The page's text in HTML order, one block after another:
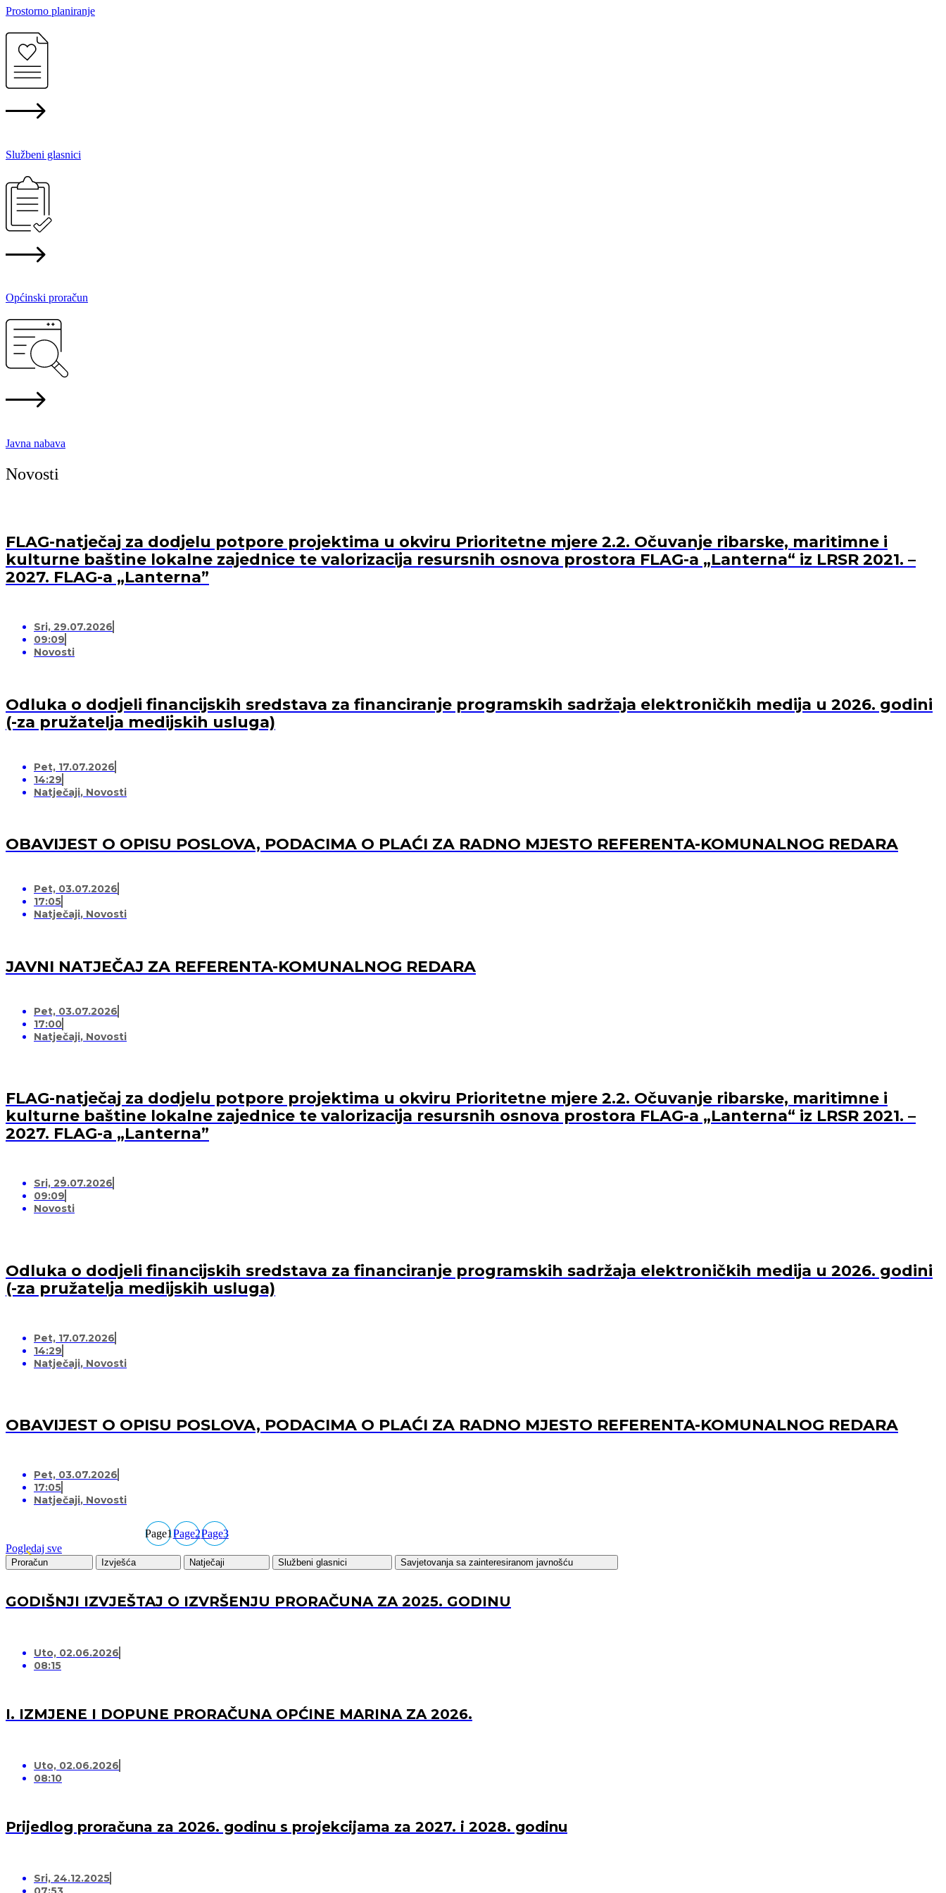
Prostorno planiranje
Službeni glasnici
Općinski proračun
Javna nabava
Novosti
FLAG-natječaj za dodjelu potpore projektima u okviru Prioritetne mjere 2.2. Očuvanje ribarske, maritimne i
kulturne baštine lokalne zajednice te valorizacija resursnih osnova prostora FLAG-a „Lanterna“ iz LRSR 2021. –
2027. FLAG-a „Lanterna”
Sri, 29.07.2026
09:09
Novosti
Odluka o dodjeli financijskih sredstava za financiranje programskih sadržaja elektroničkih medija u 2026. godini
(-za pružatelja medijskih usluga)
Pet, 17.07.2026
14:29
Natječaji, Novosti
OBAVIJEST O OPISU POSLOVA, PODACIMA O PLAĆI ZA RADNO MJESTO REFERENTA-KOMUNALNOG REDARA
Pet, 03.07.2026
17:05
Natječaji, Novosti
JAVNI NATJEČAJ ZA REFERENTA-KOMUNALNOG REDARA
Pet, 03.07.2026
17:00
Natječaji, Novosti
FLAG-natječaj za dodjelu potpore projektima u okviru Prioritetne mjere 2.2. Očuvanje ribarske, maritimne i
kulturne baštine lokalne zajednice te valorizacija resursnih osnova prostora FLAG-a „Lanterna“ iz LRSR 2021. –
2027. FLAG-a „Lanterna”
Sri, 29.07.2026
09:09
Novosti
Odluka o dodjeli financijskih sredstava za financiranje programskih sadržaja elektroničkih medija u 2026. godini
(-za pružatelja medijskih usluga)
Pet, 17.07.2026
14:29
Natječaji, Novosti
OBAVIJEST O OPISU POSLOVA, PODACIMA O PLAĆI ZA RADNO MJESTO REFERENTA-KOMUNALNOG REDARA
Pet, 03.07.2026
17:05
Natječaji, Novosti
Page1Page2Page3
Pogledaj sve
Proračun Izvješća Natječaji Službeni glasnici Savjetovanja sa zainteresiranom javnošću
GODIŠNJI IZVJEŠTAJ O IZVRŠENJU PRORAČUNA ZA 2025. GODINU
Uto, 02.06.2026
08:15
I. IZMJENE I DOPUNE PRORAČUNA OPĆINE MARINA ZA 2026.
Uto, 02.06.2026
08:10
Prijedlog proračuna za 2026. godinu s projekcijama za 2027. i 2028. godinu
Sri, 24.12.2025